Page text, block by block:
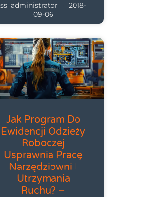
ss_administrator
2018-
09-06
Jak Program Do
Ewidencji Odzieży
Roboczej
Usprawnia Pracę
Narzędziowni I
Utrzymania
Ruchu? –